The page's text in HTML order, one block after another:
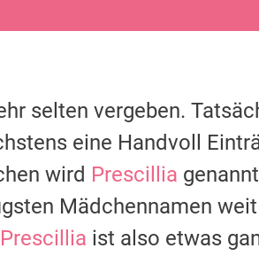
selten vergeben.
eine Handvoll
wird Prescillia
Mädchennamen
Prescillia ist also etwas